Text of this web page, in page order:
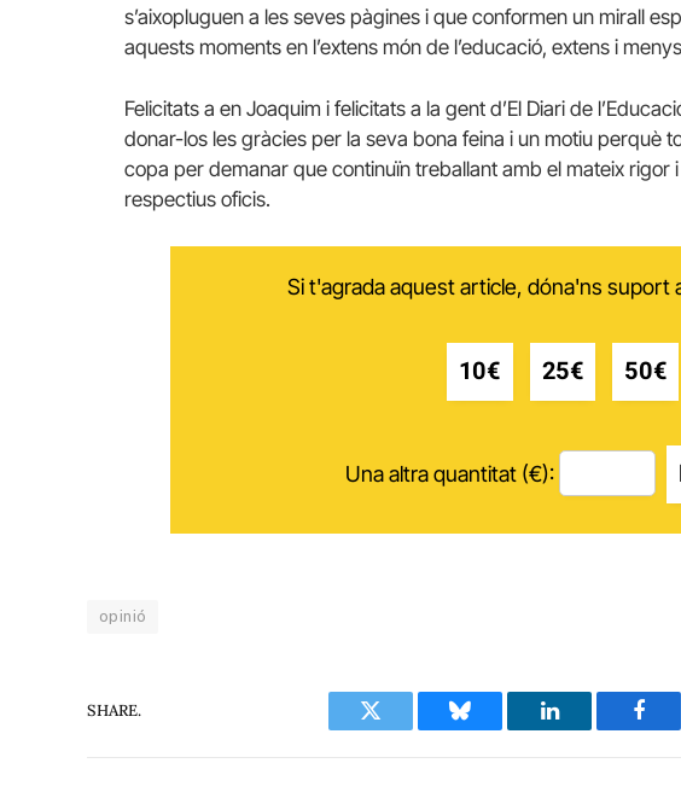
s’aixopluguen a les seves pàgines i que conformen un mirall
aquests moments en l’extens món de l’educació, extens i
Felicitats a en Joaquim i felicitats a la gent d’El Diari de
donar-los les gràcies per la seva bona feina i un motiu perquè
copa per demanar que continuïn treballant amb el mateix rigor
respectius oficis.
Si t'agrada aquest article, dóna'ns suport
10€ 25€ 50€
Una altra quantitat (€):
opinió
SHARE.
Twitter Bluesky LinkedIn